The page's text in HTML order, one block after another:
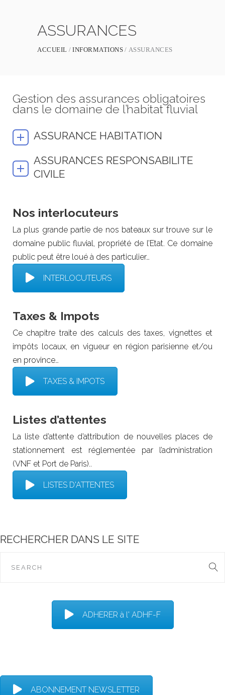
ASSURANCES
ACCUEIL INFORMATIONS ASSURANCES
Gestion des assurances obligatoires
dans le domaine de l’habitat fluvial
ASSURANCE HABITATION
ASSURANCES RESPONSABILITE
CIVILE
Nos interlocuteurs
La plus grande partie de nos bateaux sur trouve sur le
domaine public fluvial, propriété de l’Etat. Ce domaine
public peut être loué à des particulier…
INTERLOCUTEURS
Taxes & Impots
Ce chapitre traite des calculs des taxes, vignettes et
impôts locaux, en vigueur en région parisienne et/ou
en province…
TAXES & IMPOTS
Listes d’attentes
La liste d’attente d’attribution de nouvelles places de
stationnement est réglementée par l’administration
(VNF et Port de Paris)..
LISTES D'ATTENTES
RECHERCHER DANS LE SITE
ADHERER à l' ADHF-F
ABONNEMENT NEWSLETTER